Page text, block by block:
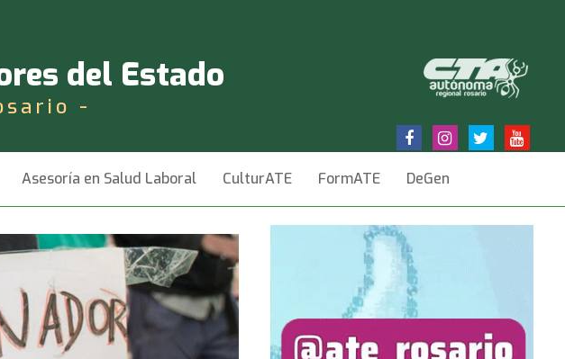
del Estado
-
Asesoría en Salud Laboral CulturATE FormATE DeGen